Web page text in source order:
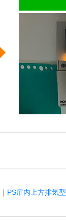
｜ PS扉内上方排気型